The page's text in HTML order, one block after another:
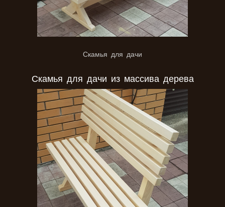
Скамья для дачи
Скамья для дачи из массива дерева